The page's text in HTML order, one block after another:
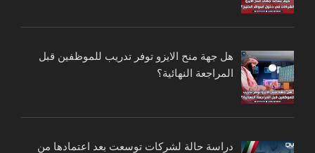
هل جهة منح الايزو توفر تدريب للموظفين قبل
المراجعة النهائية؟
دراسة حالة لشركات توسعت بعد اعتمادها من